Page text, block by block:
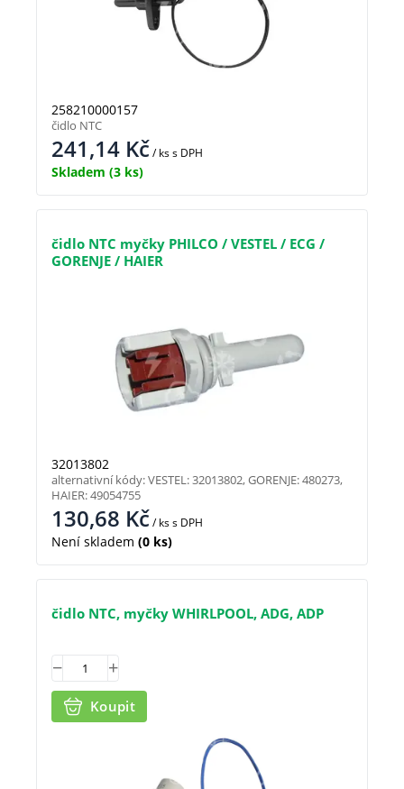
258210000157
241,14 Kč/ kss DPH
Skladem (3 ks)
čidlo NTC
čidlo NTC myčky PHILCO / VESTEL / ECG /
GORENJE / HAIER
32013802
130,68 Kč/ kss DPH
Není skladem (0 ks)
alternativní kódy: VESTEL: 32013802, GORENJE: 480273,
HAIER: 49054755
čidlo NTC, myčky WHIRLPOOL, ADG, ADP
Koupit